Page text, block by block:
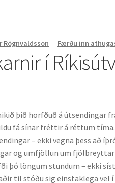
Rögnvaldsson — Færðu inn
í
þið horfðuð á útsendingar
fá sínar fréttir á réttum
– ekki vegna þess að
og umfjöllun um
þó löngum stundum – ekki
til stóðu sig einstaklega vel